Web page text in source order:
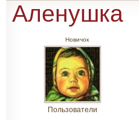
Аленушка
Новичок
Пользователи